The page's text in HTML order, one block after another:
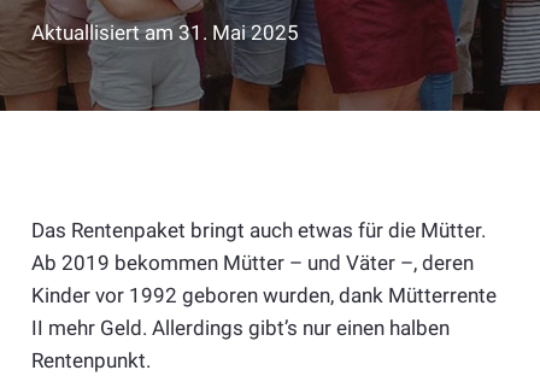
Aktuallisiert am 31. Mai 2025
Das Rentenpaket bringt auch etwas für die Mütter.
Ab 2019 bekommen Mütter – und Väter –, deren
Kinder vor 1992 geboren wurden, dank Mütterrente
II mehr Geld. Allerdings gibt’s nur einen halben
Rentenpunkt.